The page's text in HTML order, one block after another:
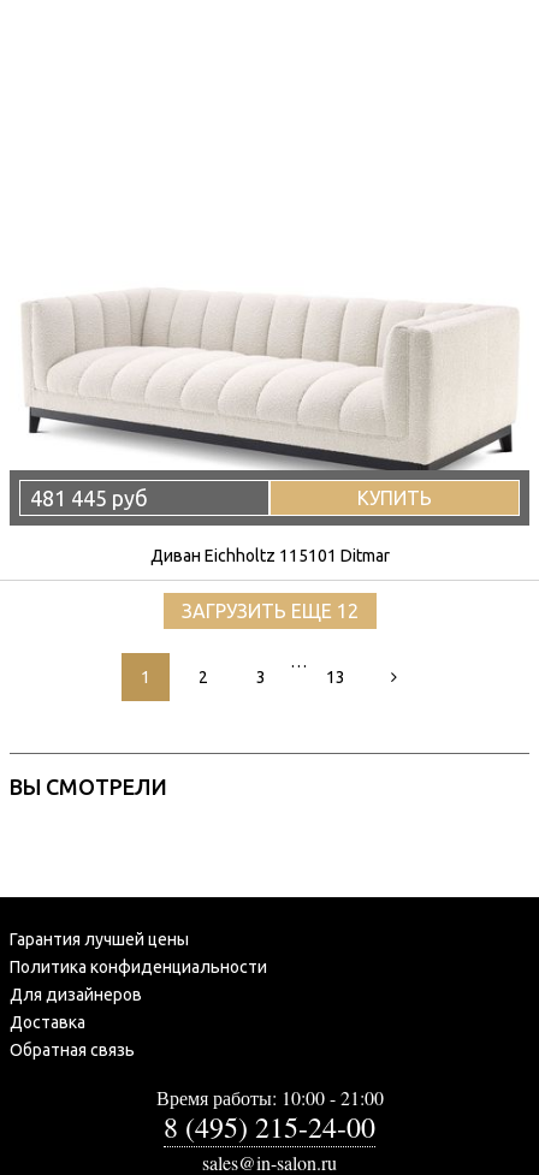
481 445 руб КУПИТЬ
Диван Eichholtz 115101 Ditmar
ЗАГРУЗИТЬ ЕЩЕ 12
1 2 3
…
13
ВЫ СМОТРЕЛИ
Гарантия лучшей цены
Политика конфиденциальности
Для дизайнеров
Доставка
Обратная связь
Время работы: 10:00 - 21:00
8 (495) 215-24-00
sales@in-salon.ru